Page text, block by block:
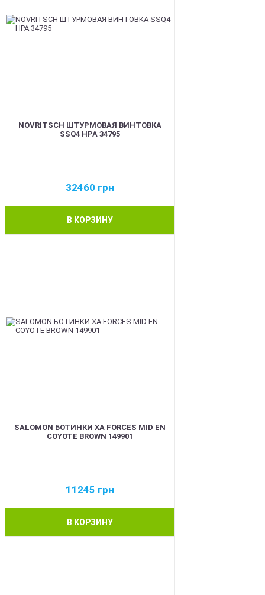
NOVRITSCH ШТУРМОВАЯ ВИНТОВКА
SSQ4 HPA 34795
32460 грн
В КОРЗИНУ
SALOMON БОТИНКИ XA FORCES MID EN
COYOTE BROWN 149901
11245 грн
В КОРЗИНУ